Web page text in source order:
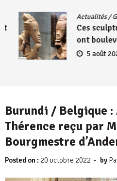
Actualités/
Ces
ont
5 août 2026
Burundi / Belgique
Thérence reçu par
Bourgmestre
Posted on : 20 octobre 2022 - by